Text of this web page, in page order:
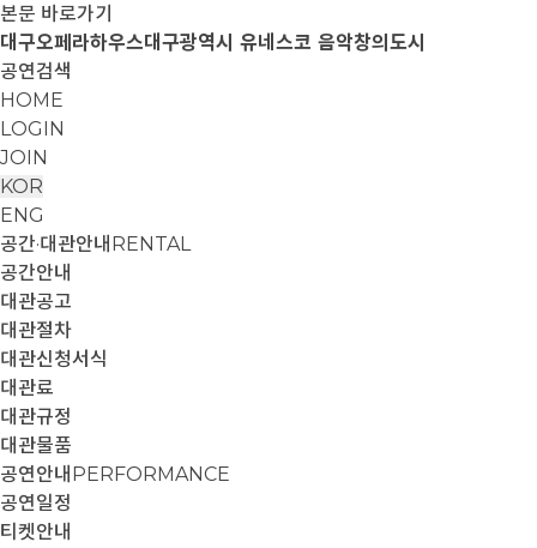
본문 바로가기
대구오페라하우스대구광역시 유네스코 음악창의도시
공연검색
HOME
LOGIN
JOIN
KOR
ENG
공간·대관안내 RENTAL
공간안내
대관공고
대관절차
대관신청서식
대관료
대관규정
대관물품
공연안내 PERFORMANCE
공연일정
티켓안내